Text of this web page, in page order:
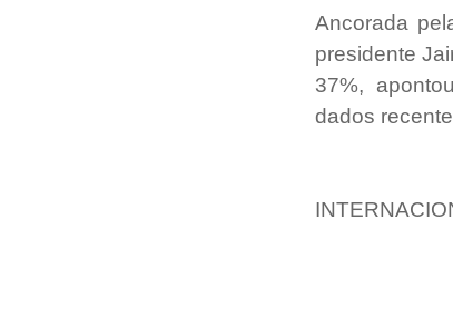
Ancorada
presidente
37%,
dados